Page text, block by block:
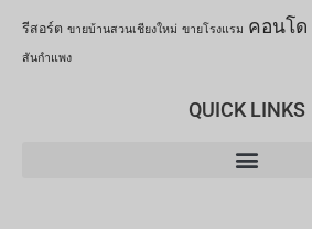
รีสอร์ต ขายบ้านสวนเชียงใหม่ ขายโรงแรม คอนโด
สันกำแพง
QUICK LINKS